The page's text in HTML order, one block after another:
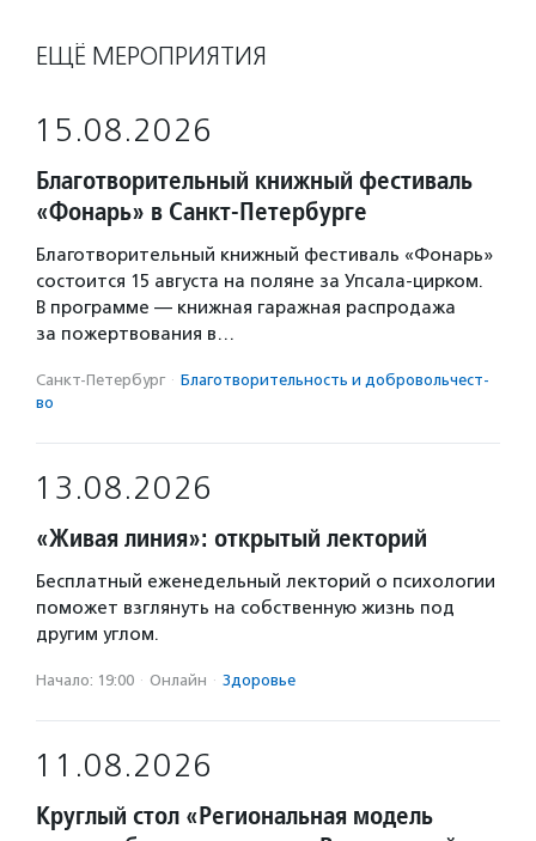
ЕЩЁ МЕРОПРИЯТИЯ
15.08.2026
Благотворительный книжный фестиваль
«Фонарь» в Санкт-Петербурге
Благотворительный книжный фестиваль «Фонарь»
состоится 15 августа на поляне за Упсала-цирком.
В программе — книжная гаражная распродажа
за пожертвования в…
Санкт-Петербург · Благотвори­тель­ность и доброволь­чест­
во
13.08.2026
«Живая линия»: открытый лекторий
Бесплатный еженедельный лекторий о психологии
поможет взглянуть на собственную жизнь под
другим углом.
Начало: 19:00 · Онлайн · Здоровье
11.08.2026
Круглый стол «Региональная модель